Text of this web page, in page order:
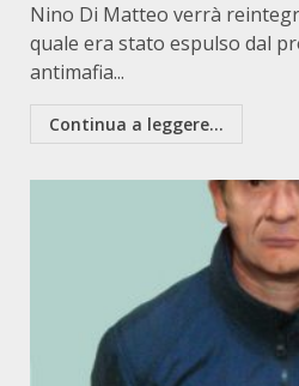
Nino Di Matteo verrà
quale era stato espulso dal
antimafia...
Continua a leggere...